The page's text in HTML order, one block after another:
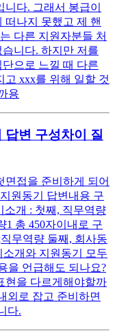
다. 그래서 봉급이
떠나지 못했고 제 핸
다른 지원자분들 처
니다. 하지만 저를
으로 느낄 때 다른
고 xxx를 위해 일할 것
용
답변 구성차이 질
면접을 준비하게 되어
원동기 답변내용 구
소개 : 첫째, 직무역량
1 총 450자이내로 구
무역량 둘째, 회사동
개와 지원동기 모두
을 언급해도 되나요?
현을 다르게해야할까
외로 잡고 준비하면
다.